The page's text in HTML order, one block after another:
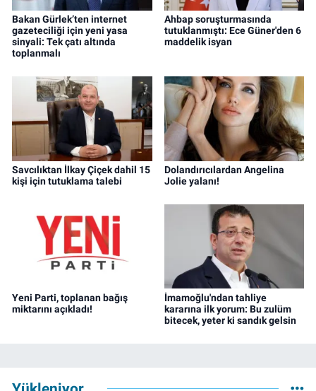
Bakan Gürlek’ten internet
gazeteciliği için yeni yasa
sinyali: Tek çatı altında
toplanmalı
Ahbap soruşturmasında
tutuklanmıştı: Ece Güner'den 6
maddelik isyan
Savcılıktan İlkay Çiçek dahil 15
kişi için tutuklama talebi
Dolandırıcılardan Angelina
Jolie yalanı!
Yeni Parti, toplanan bağış
miktarını açıkladı!
İmamoğlu'ndan tahliye
kararına ilk yorum: Bu zulüm
bitecek, yeter ki sandık gelsin